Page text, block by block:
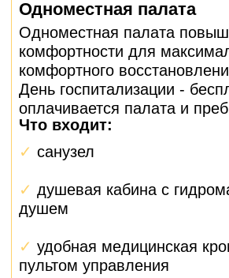
Как работает
персональное
сопровождение
Даже после возвращения в Лобню ваш
менеджер остается на связи,
контролирует восстановление и отвечает
Контроль после выписки
Подготовка всех необходимых
документов, оформление больничного
листа, получение выписок и справок.